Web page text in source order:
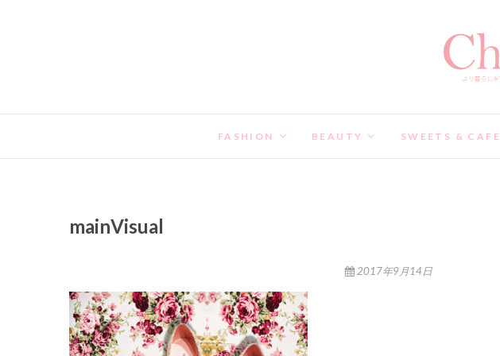
FASHION BEAUTY SWEETS & CAFE
mainVisual
2017年9月14日